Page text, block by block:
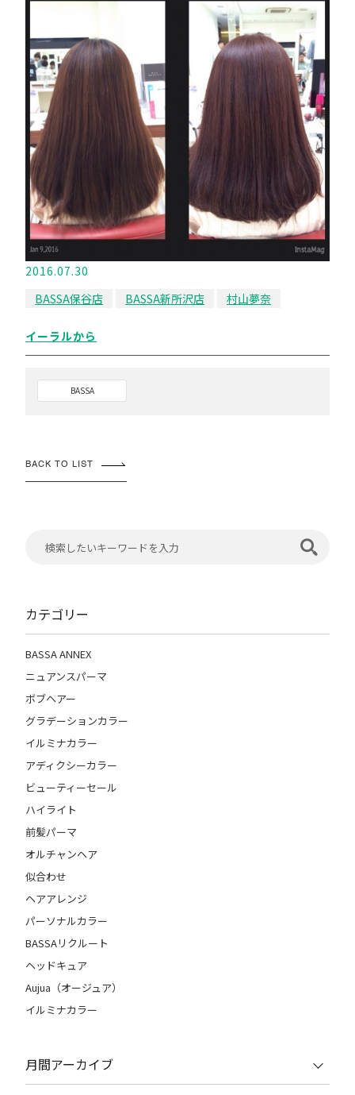
2016.07.30
BASSA保谷店
BASSA新所沢店 村山夢奈
イーラルから
BASSA
BACK TO LIST
カテゴリー
BASSA ANNEX
ニュアンスパーマ
ボブヘアー
グラデーションカラー
イルミナカラー
アディクシーカラー
ビューティーセール
ハイライト
前髪パーマ
オルチャンヘア
似合わせ
ヘアアレンジ
パーソナルカラー
BASSAリクルート
ヘッドキュア
Aujua（オージュア）
イルミナカラー
月間アーカイブ